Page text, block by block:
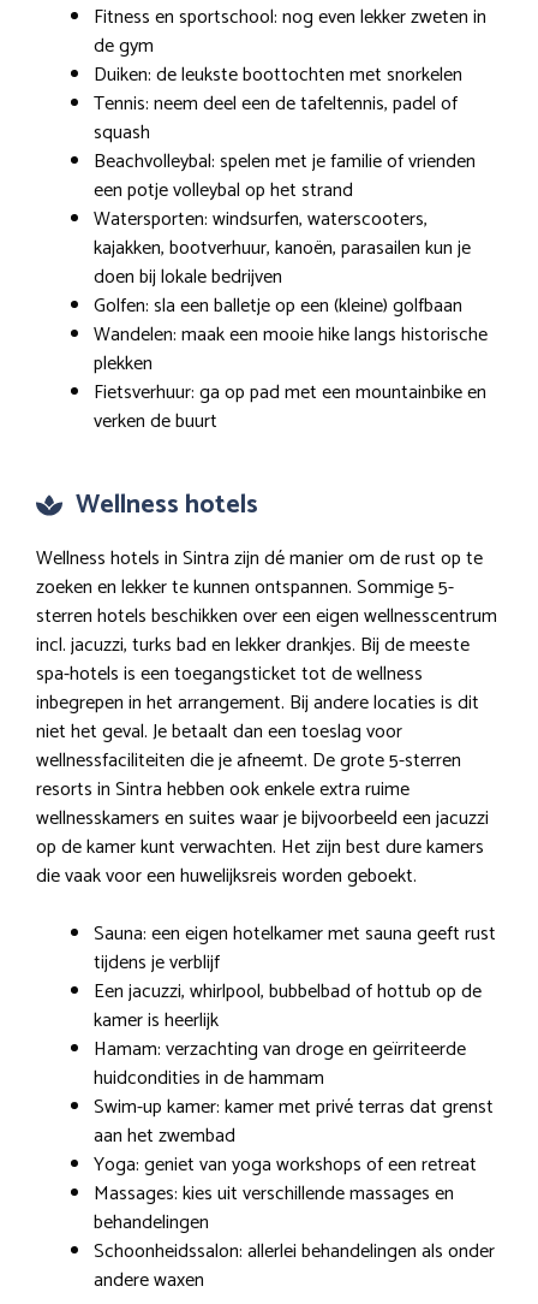
Fitness en sportschool: nog even lekker zweten in
de gym
Duiken: de leukste boottochten met snorkelen
Tennis: neem deel een de tafeltennis, padel of
squash
Beachvolleybal: spelen met je familie of vrienden
een potje volleybal op het strand
Watersporten: windsurfen, waterscooters,
kajakken, bootverhuur, kanoën, parasailen kun je
doen bij lokale bedrijven
Golfen: sla een balletje op een (kleine) golfbaan
Wandelen: maak een mooie hike langs historische
plekken
Fietsverhuur: ga op pad met een mountainbike en
verken de buurt
Wellness hotels
Wellness hotels in Sintra zijn dé manier om de rust op te
zoeken en lekker te kunnen ontspannen. Sommige 5-
sterren hotels beschikken over een eigen wellnesscentrum
incl. jacuzzi, turks bad en lekker drankjes. Bij de meeste
spa-hotels is een toegangsticket tot de wellness
inbegrepen in het arrangement. Bij andere locaties is dit
niet het geval. Je betaalt dan een toeslag voor
wellnessfaciliteiten die je afneemt. De grote 5-sterren
resorts in Sintra hebben ook enkele extra ruime
wellnesskamers en suites waar je bijvoorbeeld een jacuzzi
op de kamer kunt verwachten. Het zijn best dure kamers
die vaak voor een huwelijksreis worden geboekt.
Sauna: een eigen hotelkamer met sauna geeft rust
tijdens je verblijf
Een jacuzzi, whirlpool, bubbelbad of hottub op de
kamer is heerlijk
Hamam: verzachting van droge en geïrriteerde
huidcondities in de hammam
Swim-up kamer: kamer met privé terras dat grenst
aan het zwembad
Yoga: geniet van yoga workshops of een retreat
Massages: kies uit verschillende massages en
behandelingen
Schoonheidssalon: allerlei behandelingen als onder
andere waxen